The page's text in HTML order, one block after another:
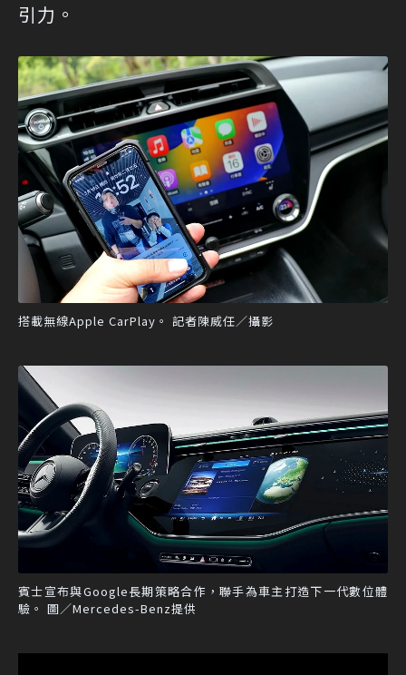
引力。
搭載無線Apple CarPlay。 記者陳威任／攝影
賓士宣布與Google長期策略合作，聯手為車主打造下一代數位體
驗。 圖／Mercedes-Benz提供